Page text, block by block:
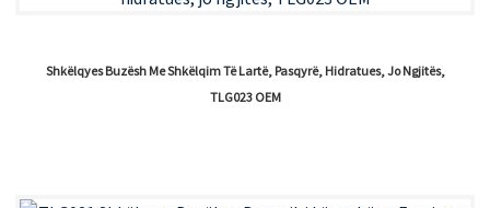
Shkëlqyes Buzësh Me Shkëlqim Të Lartë, Pasqyrë, Hidratues, Jo Ngjitës,
TLG023 OEM